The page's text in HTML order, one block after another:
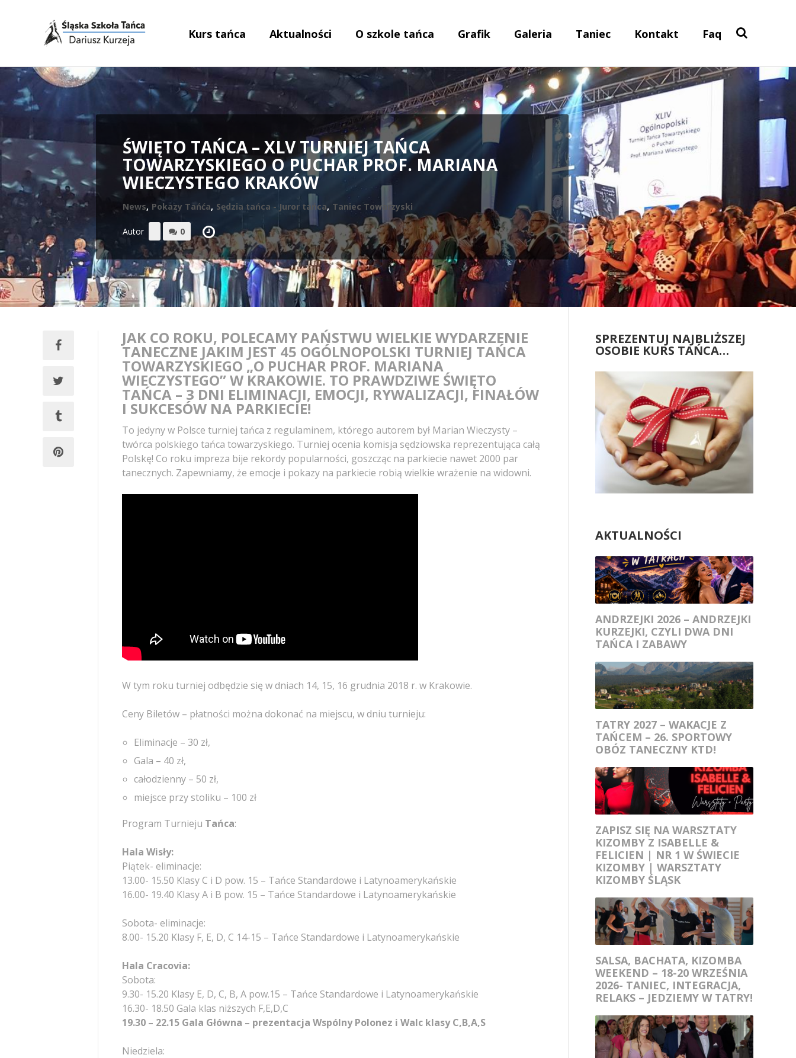
Kurs tańca Aktualności O szkole tańca Grafik Galeria Taniec Kontakt Faq
ŚWIĘTO TAŃCA – XLV TURNIEJ TAŃCA
TOWARZYSKIEGO O PUCHAR PROF. MARIANA
WIECZYSTEGO KRAKÓW
News, Pokazy Tańća, Sędzia tańca - Juror tańca, Taniec Towarzyski
Autor 0
JAK CO ROKU, POLECAMY PAŃSTWU WIELKIE WYDARZENIE
TANECZNE JAKIM JEST 45 OGÓLNOPOLSKI TURNIEJ TAŃCA
TOWARZYSKIEGO „O PUCHAR PROF. MARIANA
WIECZYSTEGO” W KRAKOWIE. TO PRAWDZIWE ŚWIĘTO
TAŃCA – 3 DNI ELIMINACJI, EMOCJI, RYWALIZACJI, FINAŁÓW
I SUKCESÓW NA PARKIECIE!
To jedyny w Polsce turniej tańca z regulaminem, którego autorem był Marian Wieczysty –
twórca polskiego tańca towarzyskiego. Turniej ocenia komisja sędziowska reprezentująca całą
Polskę! Co roku impreza bije rekordy popularności, goszcząc na parkiecie nawet 2000 par
tanecznych. Zapewniamy, że emocje i pokazy na parkiecie robią wielkie wrażenie na widowni.
W tym roku turniej odbędzie się w dniach 14, 15, 16 grudnia 2018 r. w Krakowie.
Ceny Biletów – płatności można dokonać na miejscu, w dniu turnieju:
Eliminacje – 30 zł,
Gala – 40 zł,
całodzienny – 50 zł,
miejsce przy stoliku – 100 zł
Program Turnieju Tańca:
Hala Wisły:
Piątek- eliminacje:
13.00- 15.50 Klasy C i D pow. 15 – Tańce Standardowe i Latynoamerykańskie
16.00- 19.40 Klasy A i B pow. 15 – Tańce Standardowe i Latynoamerykańskie
Sobota- eliminacje:
8.00- 15.20 Klasy F, E, D, C 14-15 – Tańce Standardowe i Latynoamerykańskie
Hala Cracovia:
Sobota:
9.30- 15.20 Klasy E, D, C, B, A pow.15 – Tańce Standardowe i Latynoamerykańskie
16.30- 18.50 Gala klas niższych F,E,D,C
19.30 – 22.15 Gala Główna – prezentacja Wspólny Polonez i Walc klasy C,B,A,S
Niedziela:
SPREZENTUJ NAJBLIŻSZEJ
OSOBIE KURS TAŃCA…
AKTUALNOŚCI
ANDRZEJKI 2026 – ANDRZEJKI
KURZEJKI, CZYLI DWA DNI
TAŃCA I ZABAWY
TATRY 2027 – WAKACJE Z
TAŃCEM – 26. SPORTOWY
OBÓZ TANECZNY KTD!
ZAPISZ SIĘ NA WARSZTATY
KIZOMBY Z ISABELLE &
FELICIEN | NR 1 W ŚWIECIE
KIZOMBY | WARSZTATY
KIZOMBY ŚLĄSK
SALSA, BACHATA, KIZOMBA
WEEKEND – 18-20 WRZEŚNIA
2026- TANIEC, INTEGRACJA,
RELAKS – JEDZIEMY W TATRY!